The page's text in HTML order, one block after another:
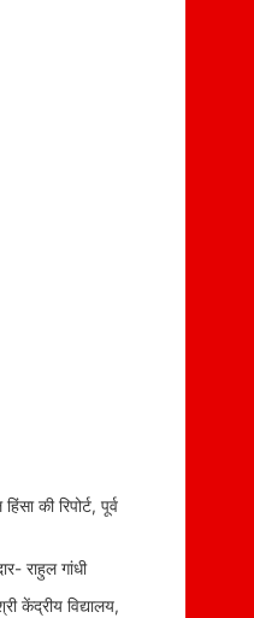
की रिपोर्ट, पूर्व
राहुल गांधी
केंद्रीय विद्यालय,